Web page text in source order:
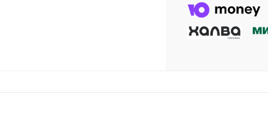
8 800 302-02-51